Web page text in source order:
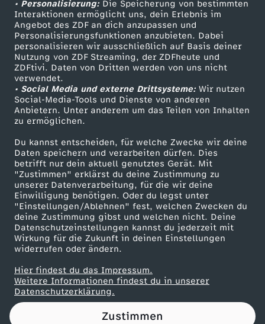
• Personalisierung:Die Speicherung von bestimmten
Interaktionen ermöglicht uns, dein Erlebnis im
Angebot des ZDF an dich anzupassen und
Personalisierungsfunktionen anzubieten. Dabei
personalisieren wir ausschließlich auf Basis deiner
Nutzung von ZDF Streaming, der ZDFheute und
ZDFtivi. Daten von Dritten werden von uns nicht
verwendet.
• Social Media und externe Drittsysteme:Wir nutzen
Social-Media-Tools und Dienste von anderen
Anbietern. Unter anderem um das Teilen von Inhalten
zu ermöglichen.
Du kannst entscheiden, für welche Zwecke wir deine
Daten speichern und verarbeiten dürfen. Dies
betrifft nur dein aktuell genutztes Gerät. Mit
"Zustimmen" erklärst du deine Zustimmung zu
unserer Datenverarbeitung, für die wir deine
Einwilligung benötigen. Oder du legst unter
"Einstellungen/Ablehnen" fest, welchen Zwecken du
deine Zustimmung gibst und welchen nicht. Deine
Datenschutzeinstellungen kannst du jederzeit mit
Wirkung für die Zukunft in deinen Einstellungen
widerrufen oder ändern.
Hier findest du das Impressum.
Weitere Informationen findest du in unserer
Datenschutzerklärung.
Zustimmen
z
u
S
o
c
i
a
l
M
e
d
Sendungen A-Z
TV-Programm
Hilfe
ZDF Unternehmen
Karriere
ZDF goes Schule
Werbefernsehen
Mainzelmännchen
Partner